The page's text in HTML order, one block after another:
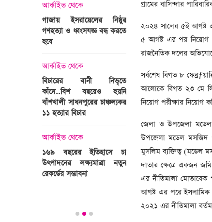
গ্রামের বাসিন্দার
২০২৪ সালের ৫ই আগষ্ট
৫ আগষ্ট এর পর নিয়োগ
রাজনৈতিক দলের
সর্বশেষ বিগত ৮
আলোকে বিগত ২৩ মে
নিয়োগ পরীক্ষার নিয়োগ
জেলা ও উপজেলা মডেল
উপজেলা মডেল মসজিদ
মুসলিম ব্যক্তিত্ব (মডেল
দাতার ক্ষেত্রে একজন
এর নীতিমালা মোতাবেক
আগষ্ট এর পরে ইসলামিক
২০২১ এর নীতিমালা
ইসরায়েলের নিষ্ঠুর
ও ধ্বংসযজ্ঞ বন্ধ করতে
বানী নিভৃতে
বছরেও হয়নি
সাধনপুরের চাঞ্চল্যকর
ইতিহাসে চা
লক্ষ্যমাত্রা নতুন
আর্কাইভ থেকে
ভারতজুড়ে চলছে ‘মুজিব:একটি
জাতির রূপকার ’সিনেমার
আর্কাইভ থেকে
স্বামীকে বেঁধে স্ত্রীকে গণধর্ষণ, ২
ধর্ষককে পুলিশে দিল মা-বাবা
প্রস্তুত গাবতলীর হাট
শোক,
আর্কাইভ
আর নেই
আর্কাইভ
৬ কোটি ৩২
আর্কাইভ থেকে
৫ বছর পর
সহিংসতার
খাত